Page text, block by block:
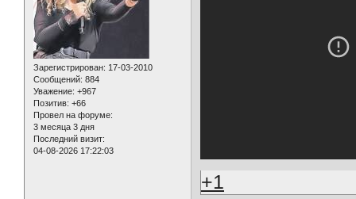
Зарегистрирован: 17-03-2010
Сообщений: 884
Уважение: +967
Позитив: +66
Провел на форуме:
3 месяца 3 дня
Последний визит:
04-08-2026 17:22:03
+1